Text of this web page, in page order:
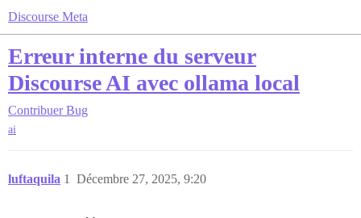
Discourse Meta
Erreur interne du serveur
Discourse AI avec ollama local
Contribuer Bug
ai
luftaquila Décembre 27, 2025, 9:20
1